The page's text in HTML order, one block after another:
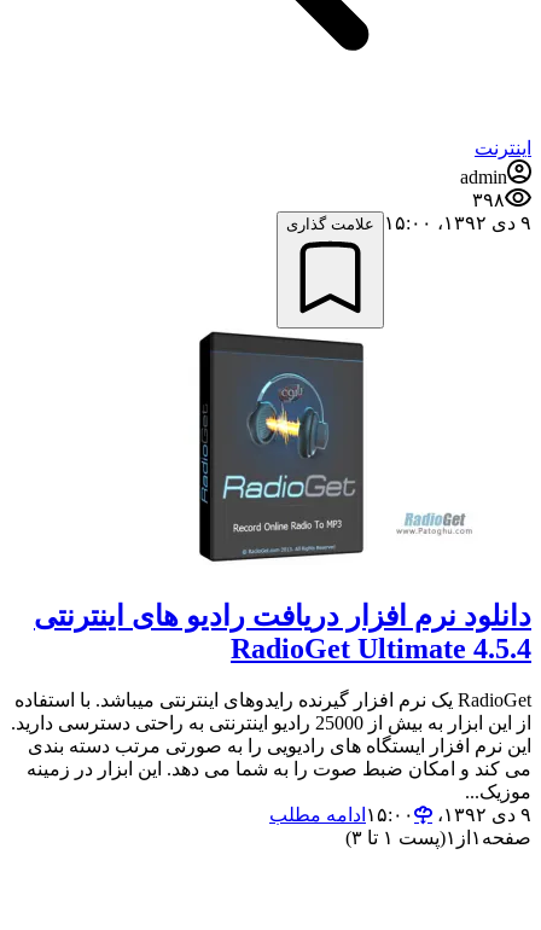
اینترنت
admin
۳۹۸
۹ دی ۱۳۹۲،‏ ۱۵:۰۰
علامت گذاری
دانلود نرم افزار دریافت رادیو های اینترنتی
RadioGet Ultimate 4.5.4
RadioGet یک نرم افزار گیرنده رایدوهای اینترنتی میباشد. با استفاده
از این ابزار به بیش از 25000 رادیو اینترنتی به راحتی دسترسی دارید.
این نرم افزار ایستگاه های رادیویی را به صورتی مرتب دسته بندی
می کند و امکان ضبط صوت را به شما می دهد. این ابزار در زمینه
موزیک...
۹ دی ۱۳۹۲،‏ ۱۵:۰۰
ادامه مطلب
صفحه ۱ از ۱(پست ۱ تا ۳)